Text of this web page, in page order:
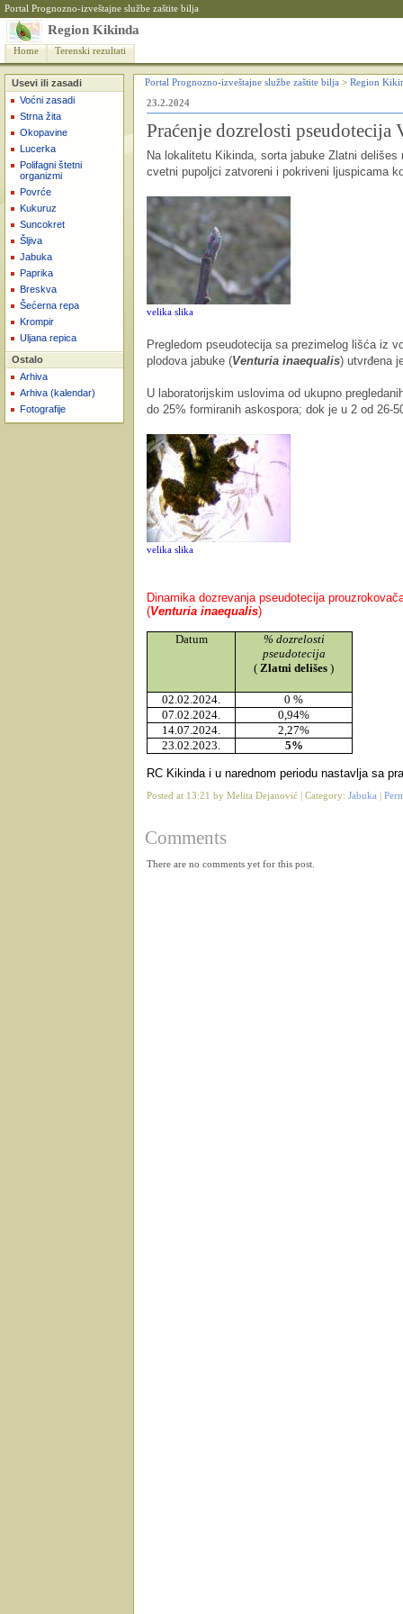
Portal Prognozno-izveštajne službe zaštite bilja
Region Kikinda
Home Terenski rezultati
Usevi ili zasadi
Voćni zasadi
Strna žita
Okopavine
Lucerka
Polifagni štetni
organizmi
Povrće
Kukuruz
Suncokret
Šljiva
Jabuka
Paprika
Breskva
Šećerna repa
Krompir
Uljana repica
Ostalo
Arhiva
Arhiva (kalendar)
Fotografije
Portal Prognozno-izveštajne službe zaštite bilja > Region
23.2.2024
Praćenje dozrelosti pseudotecija
Na lokalitetu Kikinda, sorta jabuke Zlatni
cvetni pupoljci zatvoreni i pokriveni ljuspicama
velika slika
Pregledom pseudotecija sa prezimelog lišća iz
plodova jabuke (Venturia inaequalis) utvrđena
U laboratorijskim uslovima od ukupno
do 25% formiranih askospora; dok je u 2 od 26-
velika slika
Dinamika dozrevanja pseudotecija
(Venturia inaequalis)
Datum
% dozrelosti
pseudotecija
( Zlatni delišes )
02.02.2024.
0 %
07.02.2024.
0,94%
14.07.2024.
2,27%
23.02.2023.
5%
RC Kikinda i u narednom periodu nastavlja sa
Posted at 13:21 by Melita Dejanović | Category: Jabuka
Comments
There are no comments yet for this post.